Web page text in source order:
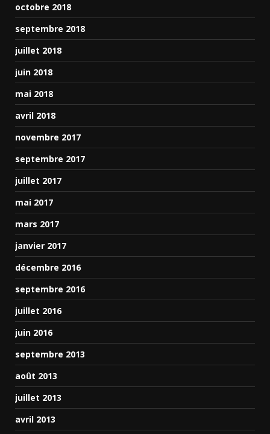
octobre 2018
septembre 2018
juillet 2018
juin 2018
mai 2018
avril 2018
novembre 2017
septembre 2017
juillet 2017
mai 2017
mars 2017
janvier 2017
décembre 2016
septembre 2016
juillet 2016
juin 2016
septembre 2013
août 2013
juillet 2013
avril 2013